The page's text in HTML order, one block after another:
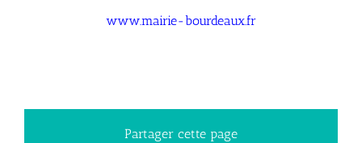
www.mairie-bourdeaux.fr
Partager cette page